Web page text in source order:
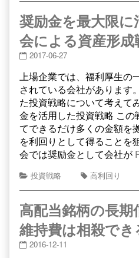
奨励金を最大限
会による資産形成
2017-06-27
上場企業では、福利厚生の
されている会社があります
た投資戦略について考えて
金を活用した投資戦略 こ
てできるだけ多くの金額を
を利回りとして得ることを
会では奨励金として会社が
投資戦略 高利回り
高配当銘柄の長期
維持費は相殺でき
2016-12-11